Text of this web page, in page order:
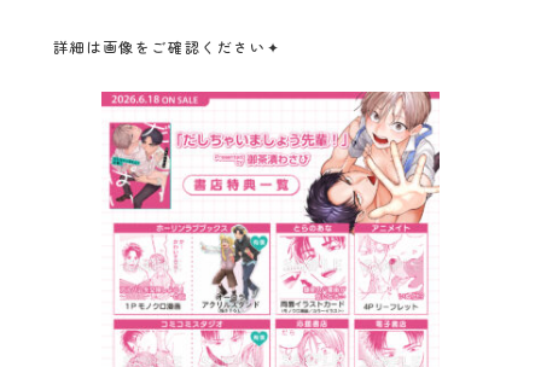
詳細は画像をご確認ください✦